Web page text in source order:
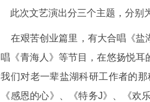
此次文艺演出分三个主题，分别
在艰苦创业篇里，有大合唱《盐
唱《青海人》等节目，在悠扬悦
我们对老一辈盐湖科研工作者的
《感恩的心》、《特务J》、《欢